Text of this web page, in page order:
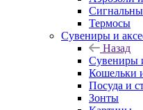
Термосы
Сувениры и
Назад
Сувениры
Кошельки
Посуда и
Зонты